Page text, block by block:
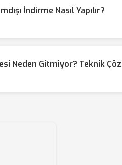
İndirme Nasıl Yapılır?
Neden Gitmiyor? Teknik